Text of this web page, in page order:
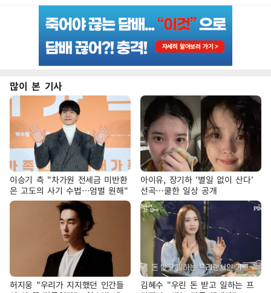
많이 본 기사
이승기 측 "차가원 전세금 미반환
은 고도의 사기 수법…엄벌 원해"
아이유, 장기하 '별일 없이 산다'
선곡…쿨한 일상 공개
허지웅 "우리가 지지했던 인간들
김혜수 "우린 돈 받고 일하는 프